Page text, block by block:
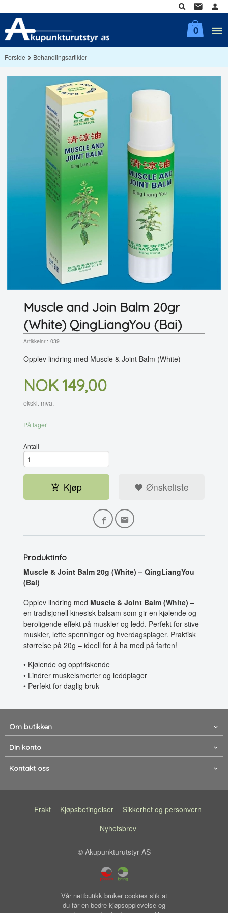
til
innholdet
0
Forside Behandlingsartikler
Muscle and Join Balm 20gr
(White) QingLiangYou (Bai)
Artikkelnr.: 039
Opplev lindring med Muscle & Joint Balm (White)
Pris
NOK149,00
ekskl. mva.
På lager
Antall
Kjøp Ønskeliste
Produktinfo
Muscle & Joint Balm 20g (White) – QingLiangYou
(Bai)
Opplev lindring med Muscle & Joint Balm (White) –
en tradisjonell kinesisk balsam som gir en kjølende og
beroligende effekt på muskler og ledd. Perfekt for stive
muskler, lette spenninger og hverdagsplager. Praktisk
størrelse på 20g – ideell for å ha med på farten!
• Kjølende og oppfriskende
• Lindrer muskelsmerter og leddplager
• Perfekt for daglig bruk
Om butikken
Din konto
Kontakt oss
Frakt Kjøpsbetingelser
Sikkerhet og personvern
Nyhetsbrev
© Akupunkturutstyr AS
Vår nettbutikk bruker cookies slik at
du får en bedre kjøpsopplevelse og